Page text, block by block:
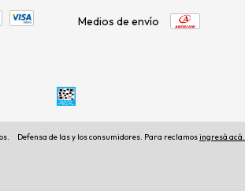
Medios de envío
Defensa de las y los consumidores. Para reclamosingresá acá.